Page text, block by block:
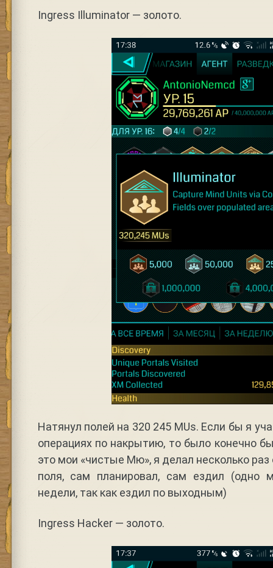
Ingress Illuminator — золото.
Натянул полей на 320 245 MUs. Если бы я
операциях по накрытию, то было конечно
это мои «чистые Мю», я делал несколько
поля, сам планировал, сам ездил (одно
недели, так как ездил по выходным)
Ingress Hacker — золото.